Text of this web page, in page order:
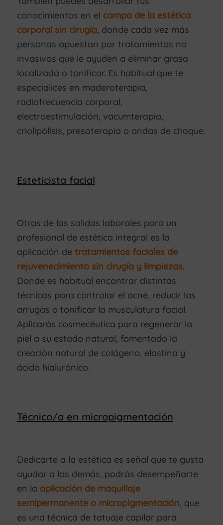
conocimientos en el campo de la estética
corporal sin cirugía,donde cada vez más
personas apuestan por tratamientos no
invasivos que le ayuden a eliminar grasa
localizada o tonificar. Es habitual que te
especialices en maderoterapia,
radiofrecuencia corporal,
electroestimulación, vacumterapia,
criolipólisis, presoterapia o ondas de choque.
Esteticista facial
Otras de las salidas laborales para un
profesional de estética integral es la
aplicación de tratamientos faciales de
rejuvenecimiento sin cirugía y limpiezas.
Donde es habitual encontrar distintas
técnicas para controlar el acné, reducir las
arrugas o tonificar la musculatura facial.
Aplicarás cosmecéutica para regenerar la
piel a su estado natural, fomentado la
creación natural de colágeno, elastina y
ácido hialurónico.
Técnico/a en micropigmentación
Dedicarte a la estética es señal que te gusta
ayudar a los demás, podrás desempeñarte
en la aplicación de maquillaje
semipermanente o micropigmentación, que
es una técnica de tatuaje capilar para